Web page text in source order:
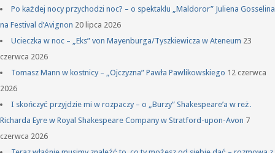
Po każdej nocy przychodzi noc? – o spektaklu „Maldoror” Juliena Gosselina
na Festival d’Avignon 20 lipca 2026
Ucieczka w noc – „Eks” von Mayenburga/Tyszkiewicza w Ateneum 23
czerwca 2026
Tomasz Mann w kostnicy – „Ojczyzna” Pawła Pawlikowskiego 12 czerwca
2026
I skończyć przyjdzie mi w rozpaczy – o „Burzy” Shakespeare’a w reż.
Richarda Eyre w Royal Shakespeare Company w Stratford-upon-Avon 7
czerwca 2026